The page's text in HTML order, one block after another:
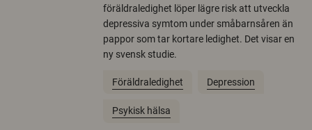
föräldraledighet löper lägre risk att utveckla
depressiva symtom under småbarnsåren än
pappor som tar kortare ledighet. Det visar en
ny svensk studie.
Föräldraledighet Depression
Psykisk hälsa